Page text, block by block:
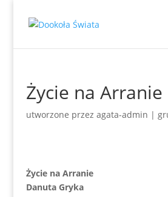
Życie na Arranie
utworzone przez agata-admin |
Życie na Arranie
Danuta Gryka